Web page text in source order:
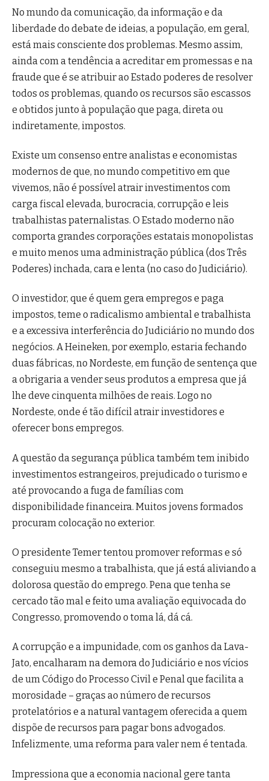
No mundo da comunicação, da informação e da
liberdade do debate de ideias, a população, em geral,
está mais consciente dos problemas. Mesmo assim,
ainda com a tendência a acreditar em promessas e na
fraude que é se atribuir ao Estado poderes de resolver
todos os problemas, quando os recursos são escassos
e obtidos junto à população que paga, direta ou
indiretamente, impostos.
Existe um consenso entre analistas e economistas
modernos de que, no mundo competitivo em que
vivemos, não é possível atrair investimentos com
carga fiscal elevada, burocracia, corrupção e leis
trabalhistas paternalistas. O Estado moderno não
comporta grandes corporações estatais monopolistas
e muito menos uma administração pública (dos Três
Poderes) inchada, cara e lenta (no caso do Judiciário).
O investidor, que é quem gera empregos e paga
impostos, teme o radicalismo ambiental e trabalhista
e a excessiva interferência do Judiciário no mundo dos
negócios. A Heineken, por exemplo, estaria fechando
duas fábricas, no Nordeste, em função de sentença que
a obrigaria a vender seus produtos a empresa que já
lhe deve cinquenta milhões de reais. Logo no
Nordeste, onde é tão difícil atrair investidores e
oferecer bons empregos.
A questão da segurança pública também tem inibido
investimentos estrangeiros, prejudicado o turismo e
até provocando a fuga de famílias com
disponibilidade financeira. Muitos jovens formados
procuram colocação no exterior.
O presidente Temer tentou promover reformas e só
conseguiu mesmo a trabalhista, que já está aliviando a
dolorosa questão do emprego. Pena que tenha se
cercado tão mal e feito uma avaliação equivocada do
Congresso, promovendo o toma lá, dá cá.
A corrupção e a impunidade, com os ganhos da Lava-
Jato, encalharam na demora do Judiciário e nos vícios
de um Código do Processo Civil e Penal que facilita a
morosidade – graças ao número de recursos
protelatórios e a natural vantagem oferecida a quem
dispõe de recursos para pagar bons advogados.
Infelizmente, uma reforma para valer nem é tentada.
Impressiona que a economia nacional gere tanta